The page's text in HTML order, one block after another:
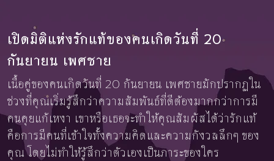
เปิดมิติแห่งรักแท้ของคนเกิดวันที่ 20
กันยายน เพศชาย
เนื้อคู่ของคนเกิดวันที่ 20 กันยายน เพศชายมักปรากฏใน
ช่วงที่คุณเริ่มรู้สึกว่าความสัมพันธ์ที่ดีต้องมากกว่าการมี
คนคุยแก้เหงา เขาหรือเธอจะทำให้คุณสัมผัสได้ว่ารักแท้
คือการมีคนที่เข้าใจทั้งความคิดและความกังวลลึกๆ ของ
คุณ โดยไม่ทำให้รู้สึกว่าตัวเองเป็นภาระของใคร